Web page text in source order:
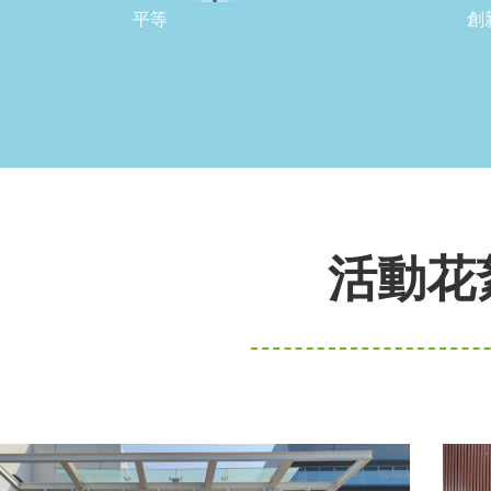
平等 創
活動花